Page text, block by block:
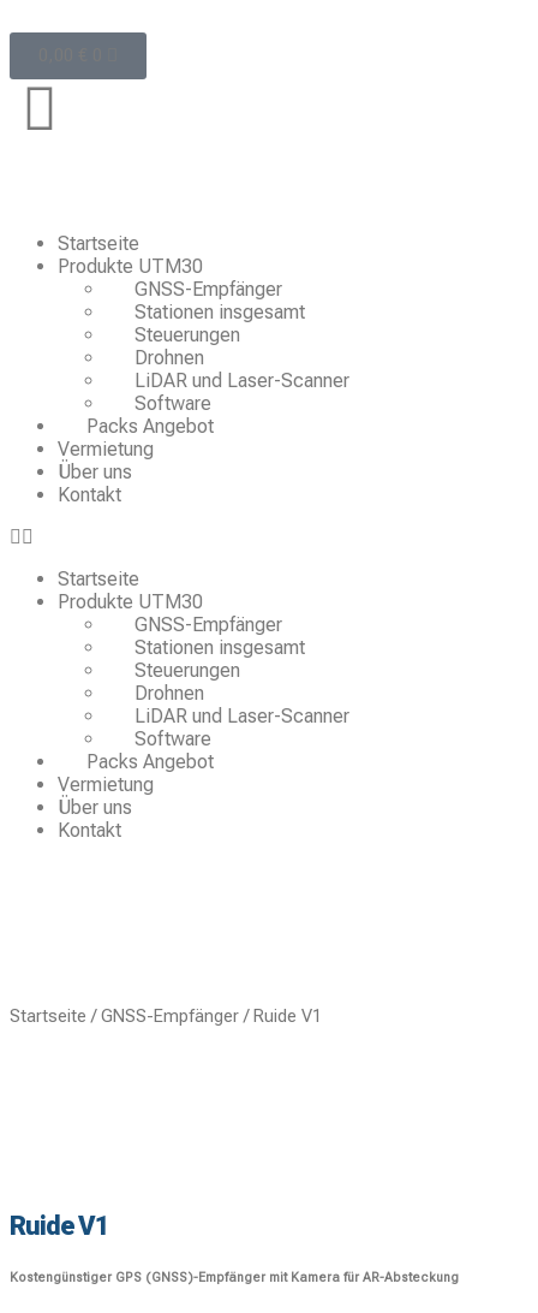
Startseite
Produkte UTM30
GNSS-Empfänger
Stationen insgesamt
Steuerungen
Drohnen
LiDAR und Laser-Scanner
Software
Packs Angebot
Vermietung
Über uns
Kontakt
Startseite
Produkte UTM30
GNSS-Empfänger
Stationen insgesamt
Steuerungen
Drohnen
LiDAR und Laser-Scanner
Software
Packs Angebot
Vermietung
Über uns
Kontakt
Startseite /GNSS-Empfänger/ Ruide V1
Ruide V1
Kostengünstiger GPS (GNSS)-Empfänger mit Kamera für AR-Absteckung